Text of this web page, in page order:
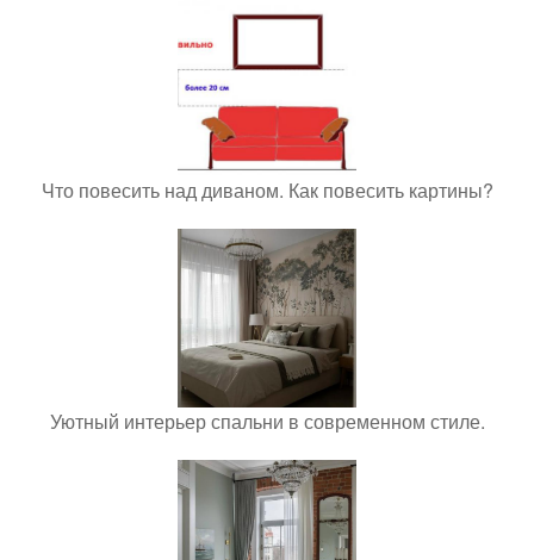
Что повесить над диваном. Как повесить картины?
Уютный интерьер спальни в современном стиле.